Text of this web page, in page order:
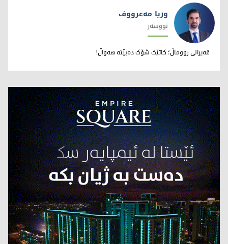
وریا مەعرووف
وریا مەعرووف
نووسەر
قەیرانی رووماڵ؛ کاتێک شۆک دەبێتە هەواڵ!